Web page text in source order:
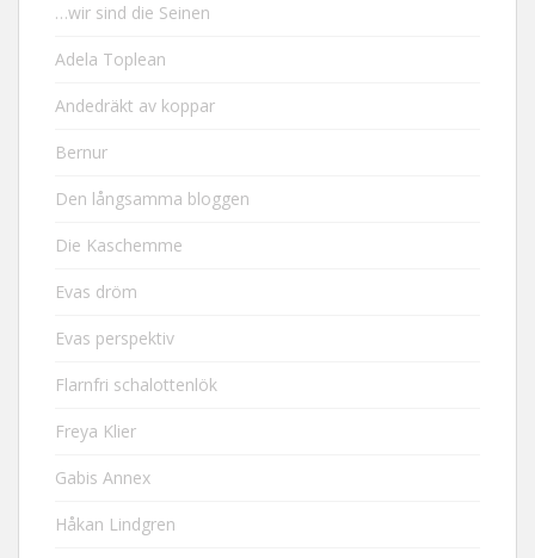
…wir sind die Seinen
Adela Toplean
Andedräkt av koppar
Bernur
Den långsamma bloggen
Die Kaschemme
Evas dröm
Evas perspektiv
Flarnfri schalottenlök
Freya Klier
Gabis Annex
Håkan Lindgren